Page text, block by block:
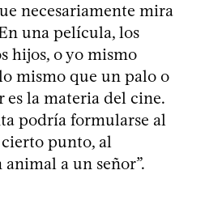
necesariamente mira
una película, los
hijos, o yo mismo
mismo que un palo o
es la materia del cine.
podría formularse al
cierto punto, al
a un señor”.